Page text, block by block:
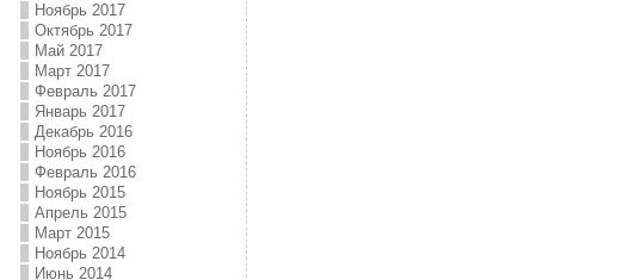
Ноябрь 2017
Октябрь 2017
Май 2017
Март 2017
Февраль 2017
Январь 2017
Декабрь 2016
Ноябрь 2016
Февраль 2016
Ноябрь 2015
Апрель 2015
Март 2015
Ноябрь 2014
Июнь 2014